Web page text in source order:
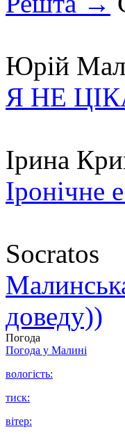
Юрій
Я НЕ
Ірина
Іронічне
Socratos
доведу))
Погода
Погода у Малині
вологість:
тиск:
вітер: